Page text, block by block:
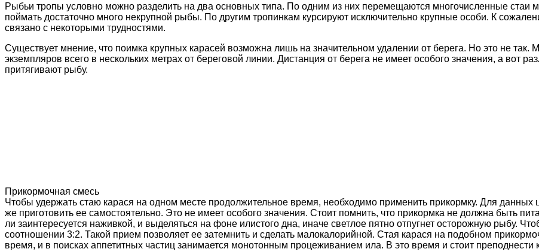
Рыбьи тропы условно можно разделить на два основных типа. По одним из них перемещаются многочисленные стаи
поймать достаточно много некрупной рыбы. По другим тропинкам курсируют исключительно крупные особи. К
связано с некоторыми трудностями.
Существует мнение, что поимка крупных карасей возможна лишь на значительном удалении от берега. Но это не так.
экземпляров всего в нескольких метрах от береговой линии. Дистанция от берега не имеет особого значения, а вот
притягивают рыбу.
Прикормочная смесь
Чтобы удержать стаю карася на одном месте продолжительное время, необходимо применить прикормку. Для данных
же приготовить ее самостоятельно. Это не имеет особого значения. Стоит помнить, что прикормка не должна быть
ли заинтересуется наживкой, и выделяться на фоне илистого дна, иначе светлое пятно отпугнет осторожную рыбу.
соотношении 3:2. Такой прием позволяет ее затемнить и сделать малокалорийной. Стая карася на подобном
время, и в поисках аппетитных частиц занимается монотонным процеживанием ила. В это время и стоит